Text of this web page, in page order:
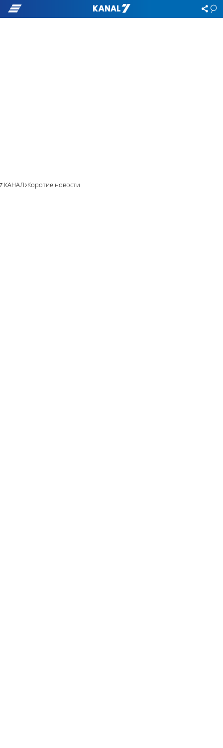
7 КАНАЛ Коротие новости